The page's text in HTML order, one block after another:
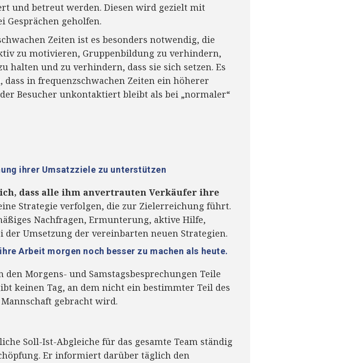
und betreut werden. Diesen wird gezielt mit
Gesprächen geholfen.
Zeiten ist es besonders notwendig, die
zu motivieren, Gruppenbildung zu verhindern,
halten und zu verhindern, dass sie sich setzen. Es
dass in frequenzschwachen Zeiten ein höherer
Besucher unkontaktiert bleibt als bei „normaler“
ihrer Umsatzziele zu unterstützen
dass alle ihm anvertrauten Verkäufer ihre
Strategie verfolgen, die zur Zielerreichung führt.
Nachfragen, Ermunterung, aktive Hilfe,
Umsetzung der vereinbarten neuen Strategien.
Arbeit morgen noch besser zu machen als heute.
den Morgens- und Samstagsbesprechungen Teile
keinen Tag, an dem nicht ein bestimmter Teil des
gebracht wird.
Soll-Ist-Abgleiche für das gesamte Team ständig
Er informiert darüber täglich den